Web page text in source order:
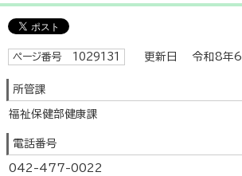
ページ番号 1029131 更新日 令和8年6
所管課
福祉保健部健康課
電話番号
042-477-0022